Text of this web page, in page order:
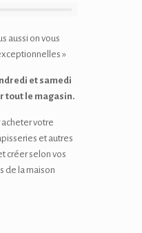
aussi on vous
»
et samedi
tout le magasin.
acheter votre
et autres
créer selon vos
de la maison